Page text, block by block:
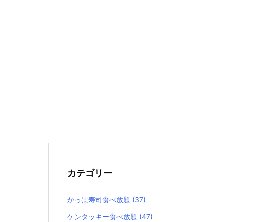
カテゴリー
かっぱ寿司食べ放題 (37)
ケンタッキー食べ放題 (47)